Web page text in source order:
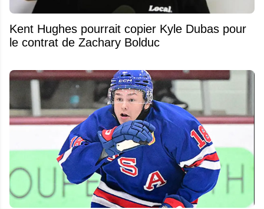
Kent Hughes pourrait copier Kyle Dubas pour
le contrat de Zachary Bolduc